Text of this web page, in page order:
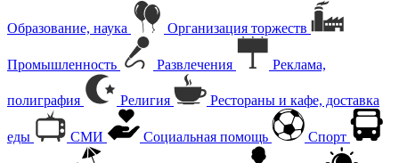
Образование, наука Организация торжеств
Промышленность Развлечения Реклама,
полиграфия Религия Рестораны и кафе, доставка
еды СМИ Социальная помощь Спорт